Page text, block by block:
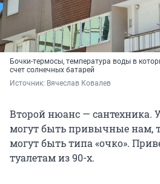
Бочки-термосы, температура воды в
счет солнечных батарей
Источник: Вячеслав Ковалев
Второй нюанс — сантехника.
могут быть привычные нам,
могут быть типа «очко».
туалетам из 90-х.